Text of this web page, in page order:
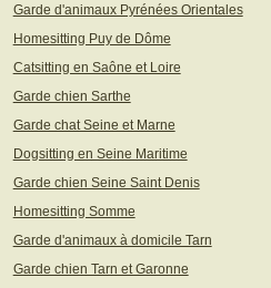
Garde d'animaux Pyrénées Orientales
Homesitting Puy de Dôme
Catsitting en Saône et Loire
Garde chien Sarthe
Garde chat Seine et Marne
Dogsitting en Seine Maritime
Garde chien Seine Saint Denis
Homesitting Somme
Garde d'animaux à domicile Tarn
Garde chien Tarn et Garonne